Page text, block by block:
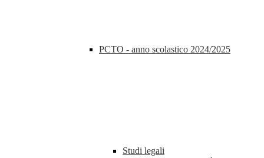
PCTO - anno scolastico 2024/2025
Studi legali